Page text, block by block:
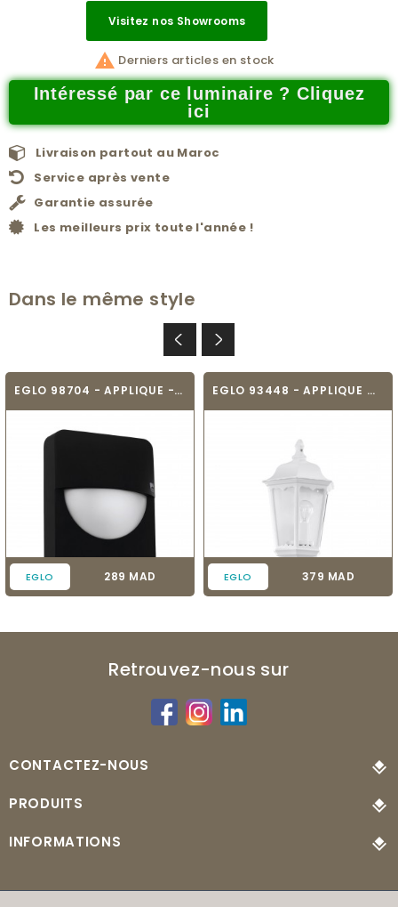
Visitez nos Showrooms
 Derniers articles en stock
Intéressé par ce luminaire ? Cliquez
ici
Livraison partout au Maroc
Service après vente
Garantie assurée
Les meilleurs prix toute l'année !
Dans le même style
EGLO 98704 - APPLIQUE - SALVANESCO
EGLO Prix
289 MAD
EGLO 93448 - APPLIQUE MURALE - NAVEDO
EGLO Prix
379 MAD
Retrouvez-nous sur
CONTACTEZ-NOUS
PRODUITS
INFORMATIONS